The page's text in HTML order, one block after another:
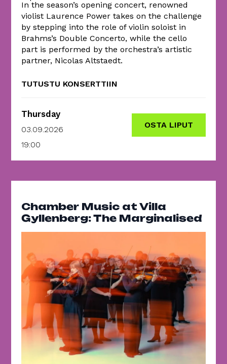
In the season’s opening concert, renowned
violist Laurence Power takes on the challenge
by stepping into the role of violin soloist in
Brahms’s Double Concerto, while the cello
part is performed by the orchestra’s artistic
partner, Nicolas Altstaedt.
TUTUSTU KONSERTTIIN
Thursday
03.09.2026
19:00
OSTA LIPUT
Chamber Music at Villa
Gyllenberg: The Marginalised